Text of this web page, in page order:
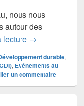
nous nous
autour des
lecture Mars, le mois
→
durable,
, Evénements au
un commentaire